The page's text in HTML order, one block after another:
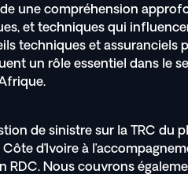
une compréhension
et techniques qui
techniques et assuranciels
un rôle essentiel dans le
de sinistre sur la TRC du
d’Ivoire à
RDC. Nous couvrons